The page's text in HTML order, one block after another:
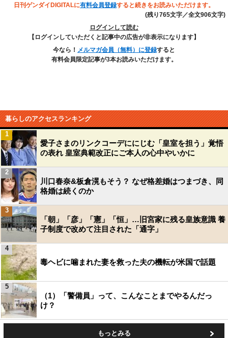
日刊ゲンダイDIGITALに有料会員登録すると続きをお読みいただけます。
(残り765文字／全文906文字)
ログインして読む
【ログインしていただくと記事中の広告が非表示になります】
今なら！ メルマガ会員（無料）に登録すると
有料会員限定記事が3本お読みいただけます。
暮らしのアクセスランキング
愛子さまのリンクコーデににじむ「皇室を担う」覚悟
の表れ 皇室典範改正にご本人の心中やいかに
1
川口春奈&板倉滉もそう？ なぜ格差婚はつまづき、同
格婚は続くのか
2
「朝」「彦」「憲」「恒」…旧宮家に残る皇族意識 養
子制度で改めて注目された「通字」
3
毒ヘビに噛まれた妻を救った夫の機転が米国で話題
4
（1）「警備員」って、こんなことまでやるんだっ
け？
5
もっとみる